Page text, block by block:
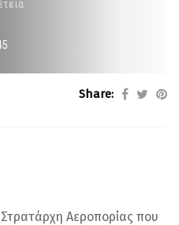
Share:
Αεροπορίας που